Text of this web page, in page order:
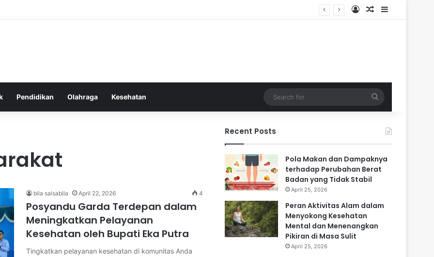
Log InRandom Article
Sidebar
Pendidikan Olahraga Kesehatan
for
bila salsabila April 22, 2026 4
Posyandu Garda Terdepan dalam
Meningkatkan Pelayanan
Kesehatan oleh Bupati Eka Putra
Tingkatkan pelayanan kesehatan di komunitas Anda
Recent Posts
Pola Makan dan Dampaknya
terhadap Perubahan Berat
Badan yang Tidak Stabil
April 25, 2026
Peran Aktivitas Alam dalam
Menyokong Kesehatan
Mental dan Menenangkan
Pikiran di Masa Sulit
April 25, 2026